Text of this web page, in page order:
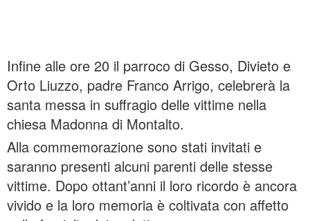
Infine alle ore 20 il parroco di Gesso, Divieto e
Orto Liuzzo, padre Franco Arrigo, celebrerà la
santa messa in suffragio delle vittime nella
chiesa Madonna di Montalto.
Alla commemorazione sono stati invitati e
saranno presenti alcuni parenti delle stesse
vittime. Dopo ottant’anni il loro ricordo è ancora
vivido e la loro memoria è coltivata con affetto